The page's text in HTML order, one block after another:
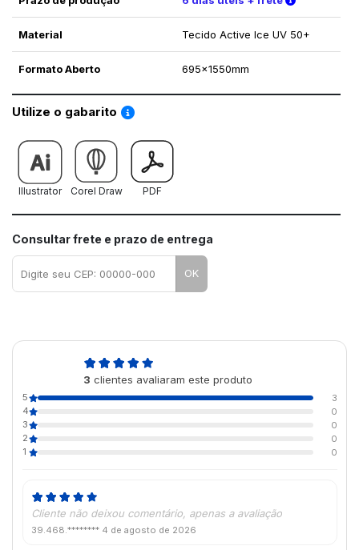
Material Tecido Active Ice UV 50+
Formato Aberto 695x1550mm
Utilize o gabarito Saiba como utilizar os nossos gabaritos
Illustrator Corel Draw PDF
Consultar frete e prazo de entrega
OK
3 clientes avaliaram este produto
5
3
4
0
3
0
2
0
1
0
Cliente não deixou comentário, apenas a avaliação
39.468.******** 4 de agosto de 2026